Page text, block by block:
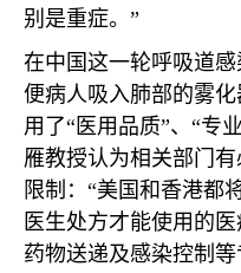
别是重症。”
在中国这一轮呼吸道
便病人吸入肺部的雾
用了“医用品质”、“专
雁教授认为相关部门
限制：“美国和香港都
医生处方才能使用的
药物送递及感染控制